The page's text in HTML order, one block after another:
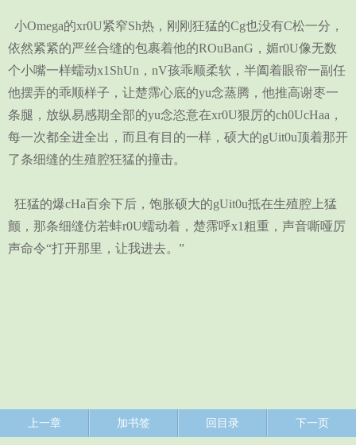
小Omega的xr0U紧窄Sh热，刚刚狂猛的Cg也没有C松一分，
依然紧紧的严丝合缝的包裹着他的ROuBanG，媚r0U像无数
个小嘴一样蠕动x1ShUn，nV孩乖顺柔软，半阖着眼帘一副任
他摆弄的乖顺样子，让楚霈心底的yu念蒸腾，他推高谢枣一
条腿，放纵易感期全部的yu念恣意在xr0U狠厉的ch0UcHaa，
每一次都全进全出，而且有目的一样，硕大的gUit0u顶着那开
了条细缝的生殖腔狂猛的撞击。
狂猛的爆cHa百余下后，饱胀硕大的gUit0u抵在生殖腔上猛
颤，那条细缝仿若蚌r0U蠕动着，楚霈呼x1粗重，声音嘶哑厉
声命令“打开那里，让我进去。”
上一章 加书签 回目录 下一页